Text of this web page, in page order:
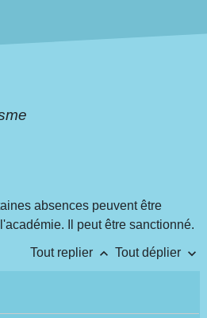
absences peuvent être
Il peut être sanctionné.
Tout replier keyboard_arrow_up Tout déplier keyboard_arrow_down